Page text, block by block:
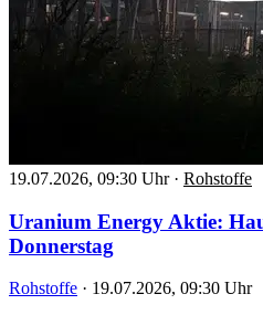
19.07.2026, 09:30 Uhr · Rohstoffe
Uranium Energy Aktie:
Donnerstag
Rohstoffe · 19.07.2026, 09:30 Uhr